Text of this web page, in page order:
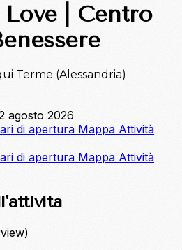
Love | Centro
Terme (Alessandria)
agosto 2026
di apertura Mappa Attività
di apertura Mappa Attività